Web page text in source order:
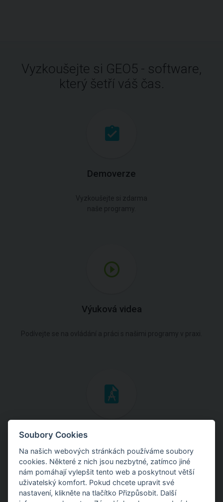
Vyzkoušejte si GEO5 - software,
který šetří váš čas.
Demoverze
Vyzkoušejte si zdarma
naše programy.
Výuková videa
Podívejte se na ovládání a práci s našimi programy v praxi.
Inženýrské manuály
Stáhněte si manuály s teoretickými i praktickými ukázkami
použití programů.
Soubory Cookies
Na našich webových stránkách používáme soubory
cookies. Některé z nich jsou nezbytné, zatímco jiné
nám pomáhají vylepšit tento web a poskytnout větší
uživatelský komfort. Pokud chcete upravit své
nastavení, klikněte na tlačítko Přizpůsobit. Další